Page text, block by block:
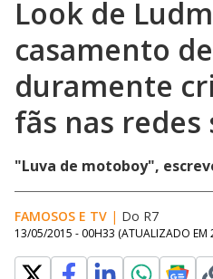
Look de
casamento
duramente
fãs nas redes
"Luva de motoboy",
FAMOSOS E TV | Do R7
13/05/2015 - 00H33 (ATUALIZADO EM